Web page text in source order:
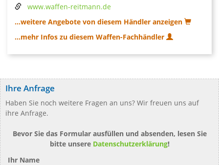
www.waffen-reitmann.de
...weitere Angebote von diesem Händler anzeigen
...mehr Infos zu diesem Waffen-Fachhändler
Ihre Anfrage
Haben Sie noch weitere Fragen an uns? Wir freuen uns auf
ihre Anfrage.
Bevor Sie das Formular ausfüllen und absenden, lesen Sie
bitte unsere Datenschutzerklärung!
Ihr Name